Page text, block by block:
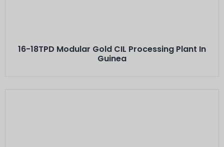
16-18TPD Modular Gold CIL Processing Plant In
Guinea